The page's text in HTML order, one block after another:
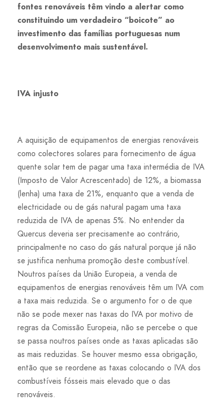
fontes renováveis têm vindo a alertar como
constituindo um verdadeiro “boicote” ao
investimento das famílias portuguesas num
desenvolvimento mais sustentável.
IVA injusto
A aquisição de equipamentos de energias renováveis
como colectores solares para fornecimento de água
quente solar tem de pagar uma taxa intermédia de IVA
(Imposto de Valor Acrescentado) de 12%, a biomassa
(lenha) uma taxa de 21%, enquanto que a venda de
electricidade ou de gás natural pagam uma taxa
reduzida de IVA de apenas 5%. No entender da
Quercus deveria ser precisamente ao contrário,
principalmente no caso do gás natural porque já não
se justifica nenhuma promoção deste combustível.
Noutros países da União Europeia, a venda de
equipamentos de energias renováveis têm um IVA com
a taxa mais reduzida. Se o argumento for o de que
não se pode mexer nas taxas do IVA por motivo de
regras da Comissão Europeia, não se percebe o que
se passa noutros países onde as taxas aplicadas são
as mais reduzidas. Se houver mesmo essa obrigação,
então que se reordene as taxas colocando o IVA dos
combustíveis fósseis mais elevado que o das
renováveis.